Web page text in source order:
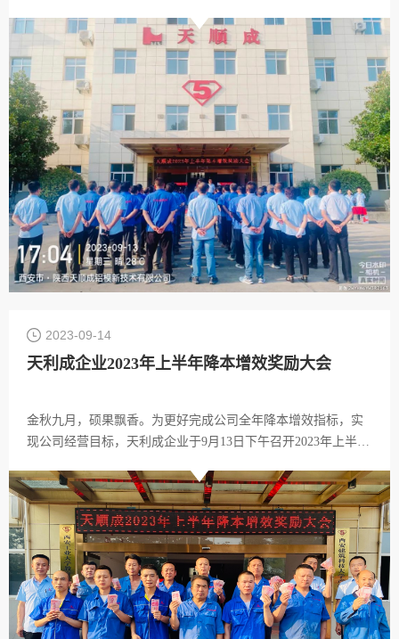
人及家属致以节日的祝福和慰问！祝福您及家人双节快乐，阖
家幸福！在这个举国欢庆的伟大日子里，让我们为祖国送上深
深地祝福，祝愿伟大的祖国繁荣富强！同时也感谢国家的改革
春风，感谢政府的亲切关怀。再次代表公司感谢全体家人长期
以来地辛勤付出及对天利成企业各项工作的支持！适逢中秋佳
节，公司为每位家人发放节日礼品，天利成企业的发展，离不
开你们的默默支持和无私奉献，在这里向全体家人道一声：您
们辛苦了！感谢所有客户一直以来的信任与厚爱！向所有新老
客户道一声：双节快乐！
2023-09-14
天利成企业2023年上半年降本增效奖励大会
金秋九月，硕果飘香。为更好完成公司全年降本增效指标，实
现公司经营目标，天利成企业于9月13日下午召开2023年上半年
献的部门及个人，部署优化后半年降本增效计划。陕西天顺
成、河南天利成、江苏天利成部分员工及各级管理人员共同出
席大会！